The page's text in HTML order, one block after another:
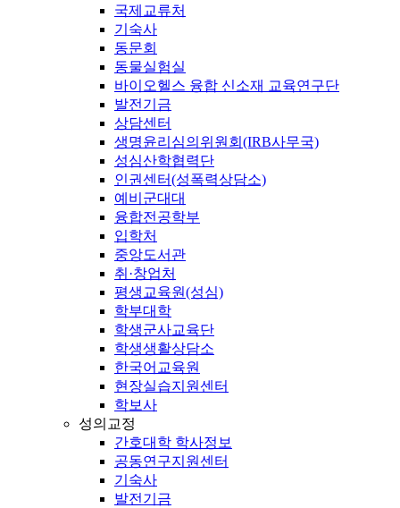
국제교류처
기숙사
동문회
동물실험실
바이오헬스 융합 신소재 교육연구단
발전기금
상담센터
생명윤리심의위원회(IRB사무국)
성심산학협력단
인권센터(성폭력상담소)
예비군대대
융합전공학부
입학처
중앙도서관
취·창업처
평생교육원(성심)
학부대학
학생군사교육단
학생생활상담소
한국어교육원
현장실습지원센터
학보사
성의교정
간호대학 학사정보
공동연구지원센터
기숙사
발전기금